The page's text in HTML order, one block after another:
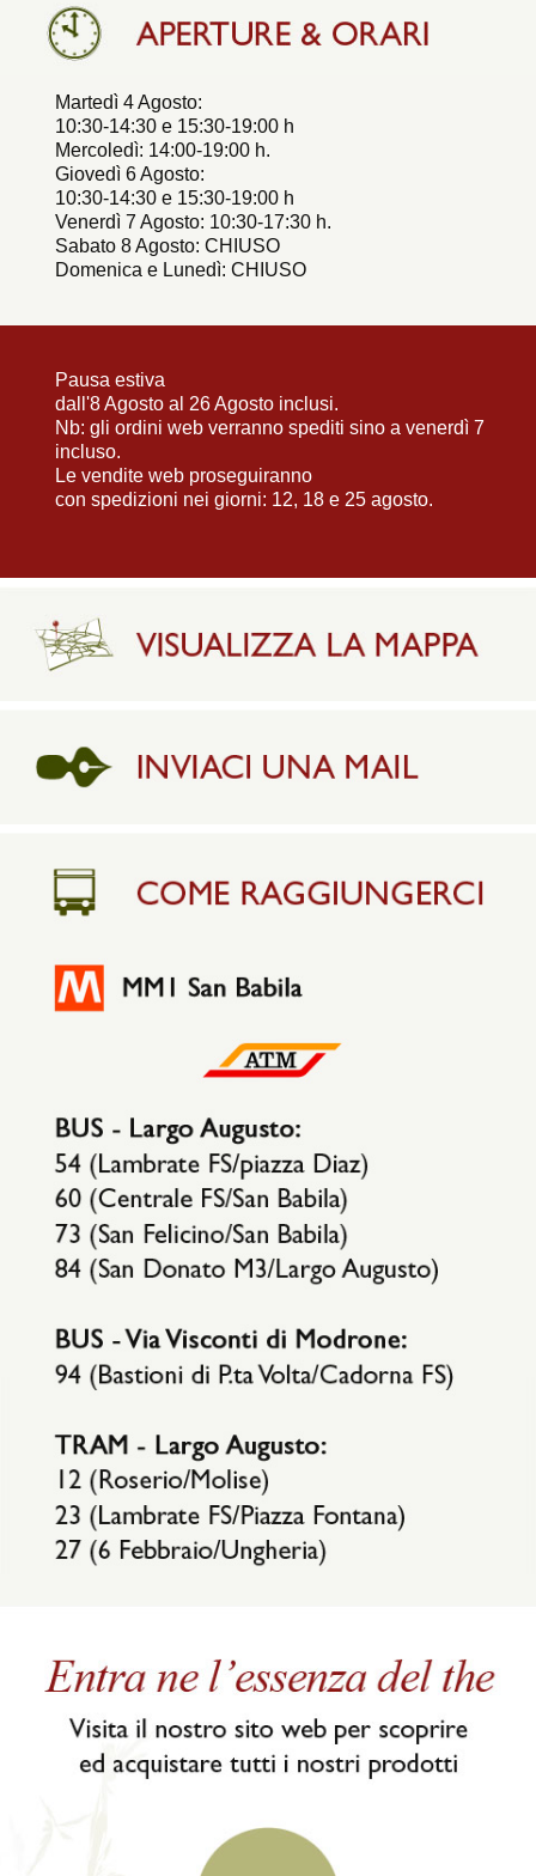
Martedì 4 Agosto:
10:30-14:30 e 15:30-19:00 h
Mercoledì: 14:00-19:00 h.
Giovedì 6 Agosto:
10:30-14:30 e 15:30-19:00 h
Venerdì 7 Agosto: 10:30-17:30 h.
Sabato 8 Agosto: CHIUSO
Domenica e Lunedì: CHIUSO
Pausa estiva
dall'8 Agosto al 26 Agosto inclusi.
Nb: gli ordini web verranno spediti sino a venerdì 7
incluso.
Le vendite web proseguiranno
con spedizioni nei giorni: 12, 18 e 25 agosto.